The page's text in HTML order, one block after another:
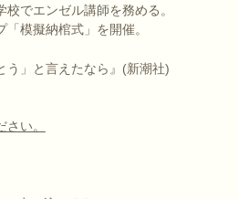
でエンゼル講師を務める。
模擬納棺式」を開催。
」と言えたなら』(新潮社)
い。